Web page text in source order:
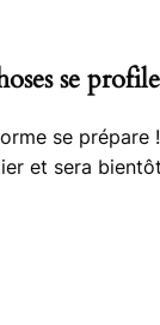
se
se
et sera